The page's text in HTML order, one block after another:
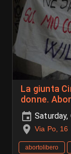
La giunta
donne.
Via Po, 16
abortolibero